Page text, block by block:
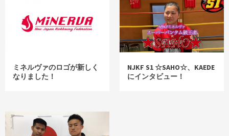
ミネルヴァのロゴが新しく
なりました！
NJKF S1 ☆SAHO☆、KAEDE
にインタビュー！